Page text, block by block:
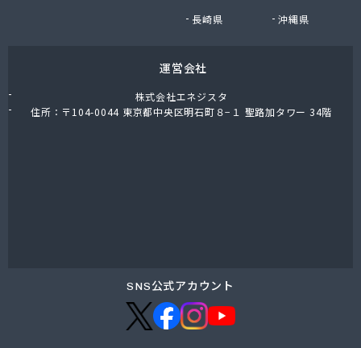
高崎商店
長崎県
沖縄県
運営会社
株式会社エネジスタ
住所：〒104-0044 東京都中央区明石町８−１ 聖路加タワー 34階
SNS公式アカウント